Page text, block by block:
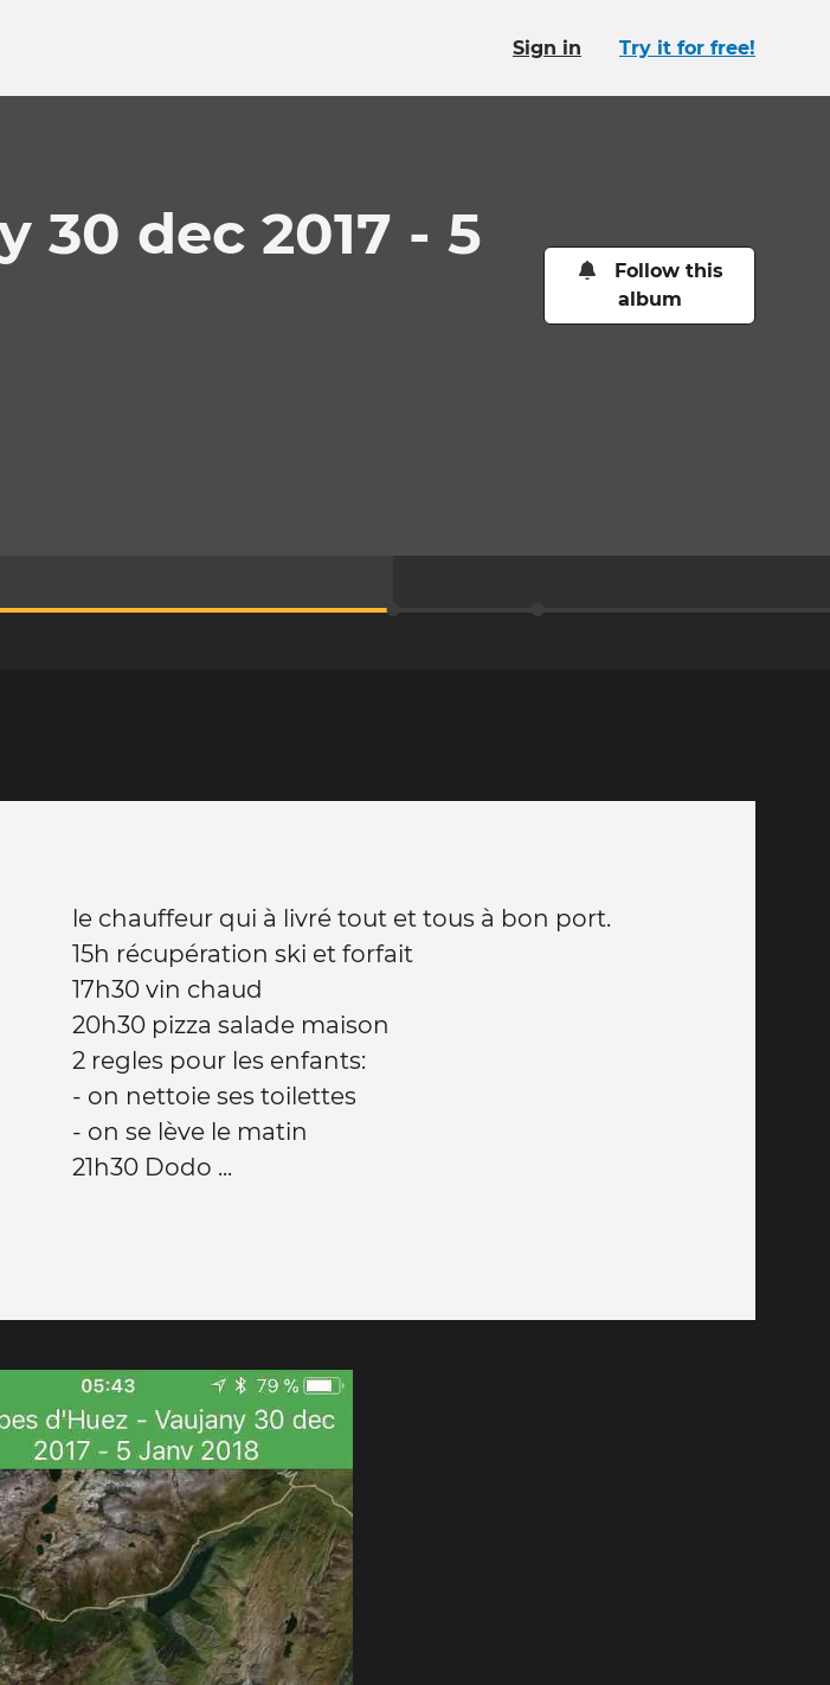
Sign in Try it for free!
30 dec 2017 - 5
Follow this
album
le chauffeur qui à livré tout et tous à bon port.
15h récupération ski et forfait
17h30 vin chaud
20h30 pizza salade maison
2 regles pour les enfants:
- on nettoie ses toilettes
- on se lève le matin
21h30 Dodo ...